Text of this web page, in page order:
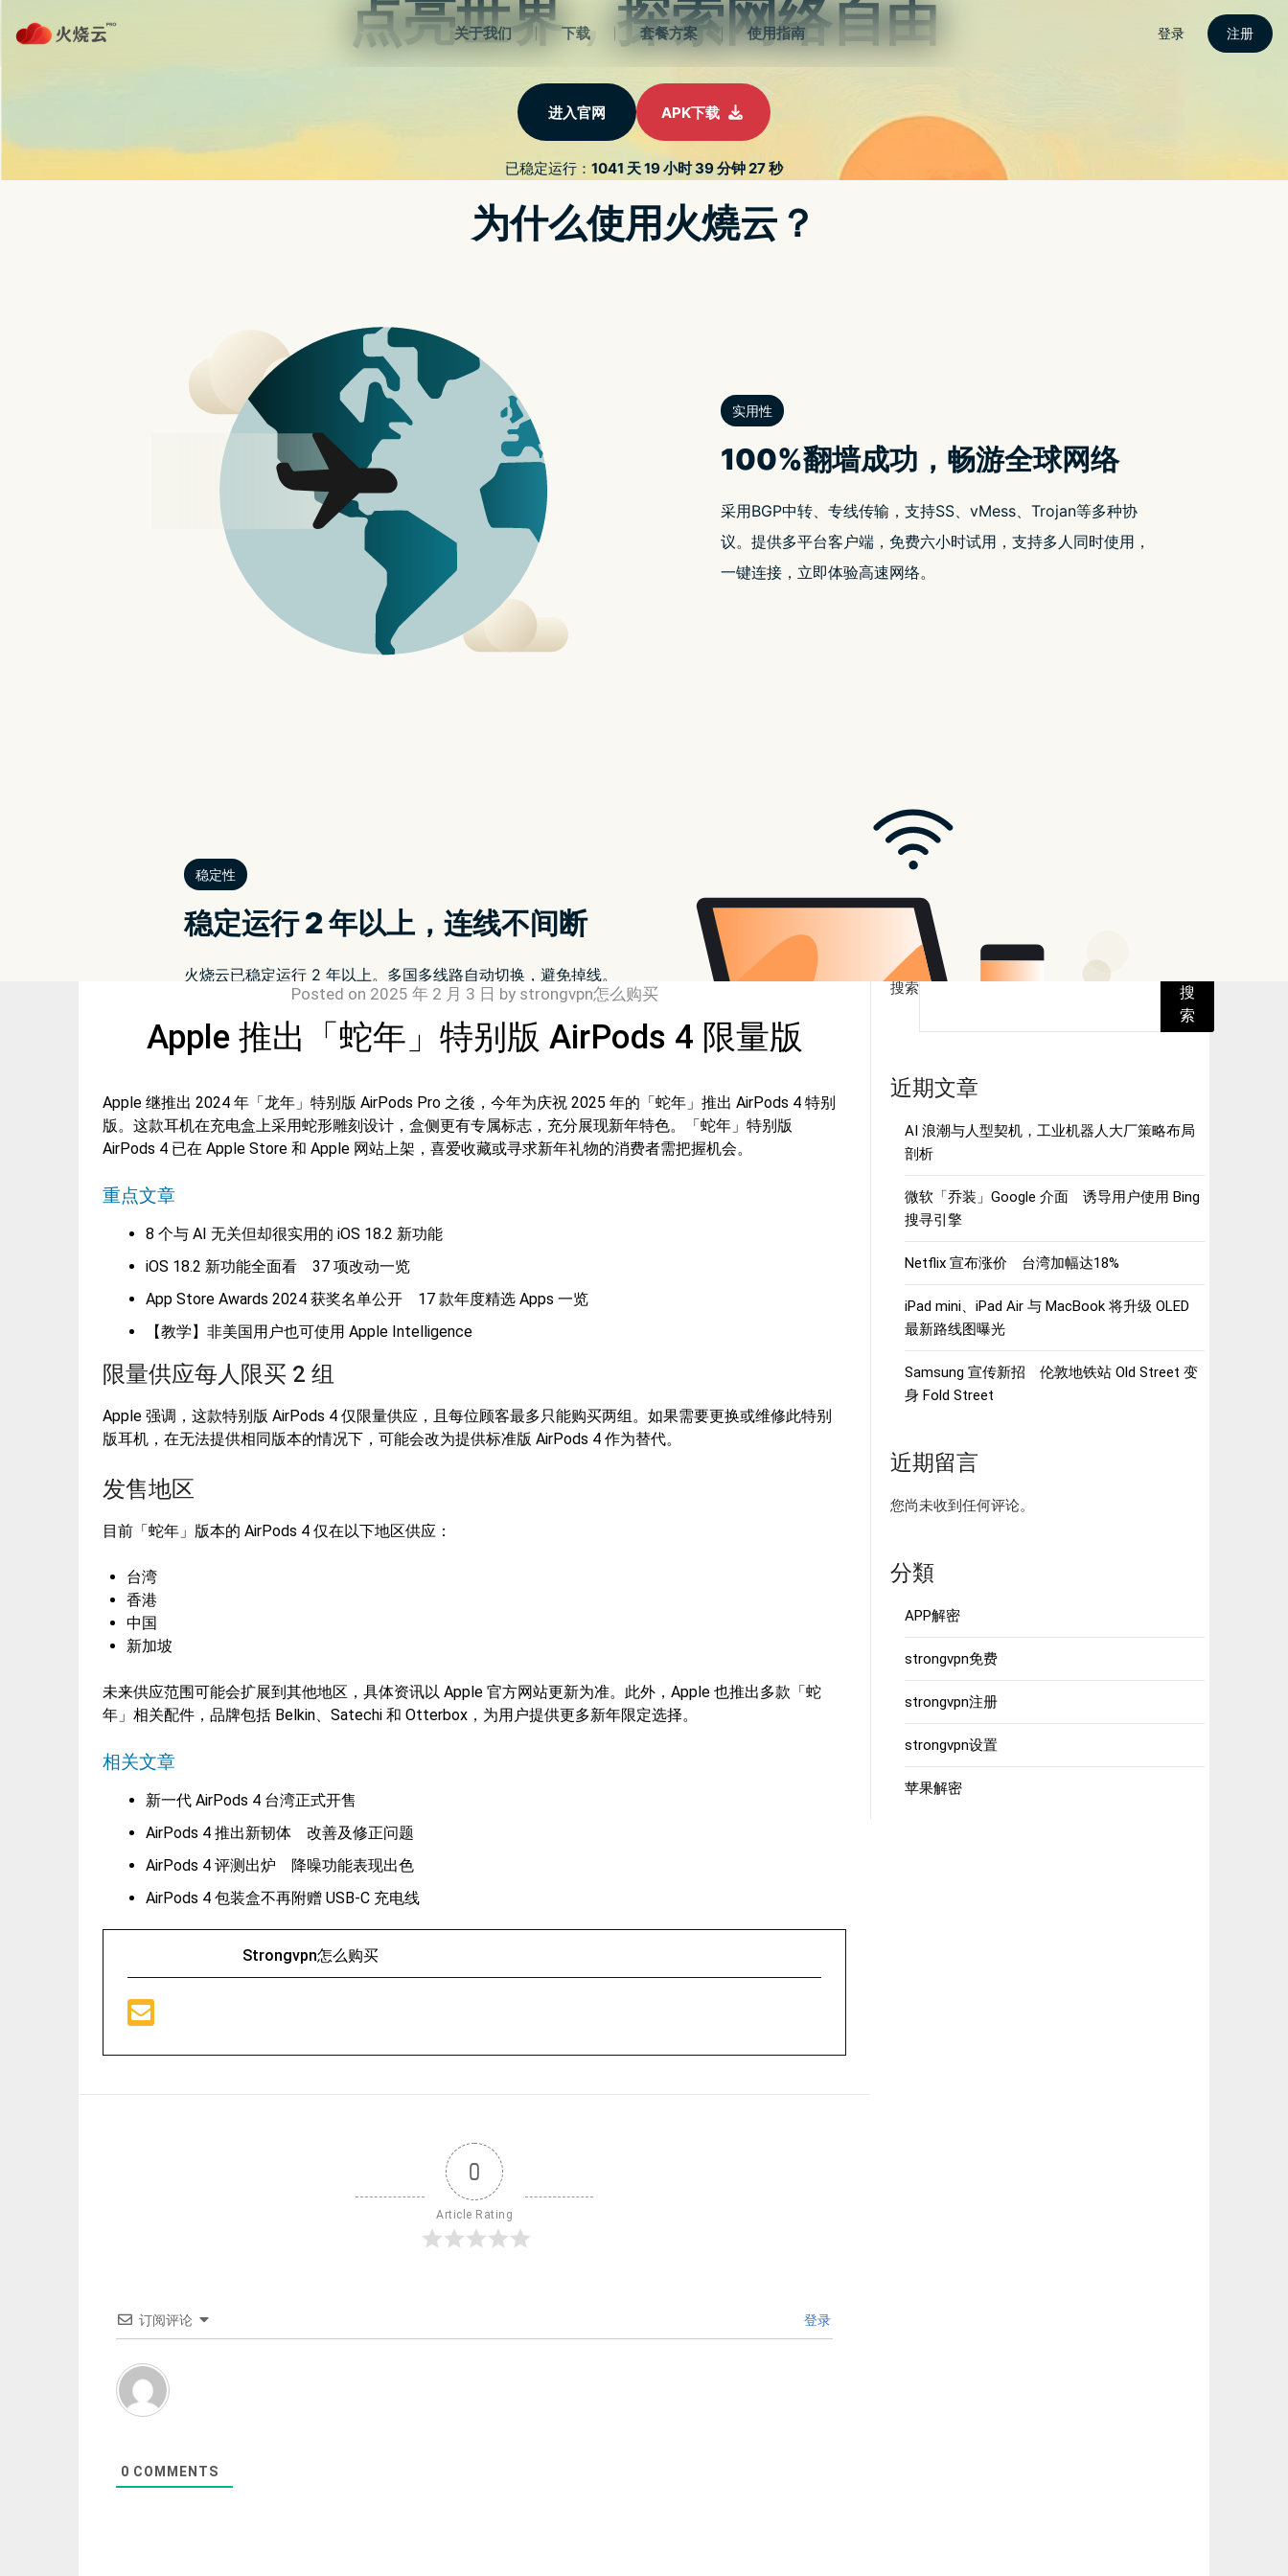
2022最新strongvpn
Apple 推出「蛇年」特别版 AirPods 4 限量版
Posted on 2025 年 2 月 3 日 by strongvpn怎么购买
Apple 继推出 2024 年「龙年」特别版 AirPods Pro 之後，今年为庆祝 2025 年的「蛇年」推出 AirPods 4 特别
版。这款耳机在充电盒上采用蛇形雕刻设计，盒侧更有专属标志，充分展现新年特色。「蛇年」特别版
AirPods 4 已在 Apple Store 和 Apple 网站上架，喜爱收藏或寻求新年礼物的消费者需把握机会。
重点文章
8 个与 AI 无关但却很实用的 iOS 18.2 新功能
iOS 18.2 新功能全面看 37 项改动一览
App Store Awards 2024 获奖名单公开 17 款年度精选 Apps 一览
【教学】非美国用户也可使用 Apple Intelligence
限量供应每人限买 2 组
Apple 强调，这款特别版 AirPods 4 仅限量供应，且每位顾客最多只能购买两组。如果需要更换或维修此特别
版耳机，在无法提供相同版本的情况下，可能会改为提供标准版 AirPods 4 作为替代。
发售地区
目前「蛇年」版本的 AirPods 4 仅在以下地区供应：
台湾
香港
中国
新加坡
未来供应范围可能会扩展到其他地区，具体资讯以 Apple 官方网站更新为准。此外，Apple 也推出多款「蛇
年」相关配件，品牌包括 Belkin、Satechi 和 Otterbox，为用户提供更多新年限定选择。
相关文章
新一代 AirPods 4 台湾正式开售
AirPods 4 推出新韧体 改善及修正问题
AirPods 4 评测出炉 降噪功能表现出色
AirPods 4 包装盒不再附赠 USB-C 充电线
Strongvpn怎么购买
0
Article Rating
订阅评论 登录
0 COMMENTS
搜索
搜
索
近期文章
AI 浪潮与人型契机，工业机器人大厂策略布局
剖析
微软「乔装」Google 介面 诱导用户使用 Bing
搜寻引擎
Netflix 宣布涨价 台湾加幅达18%
iPad mini、iPad Air 与 MacBook 将升级 OLED
最新路线图曝光
Samsung 宣传新招 伦敦地铁站 Old Street 变
身 Fold Street
近期留言
您尚未收到任何评论。
分類
APP解密
strongvpn免费
strongvpn注册
strongvpn设置
苹果解密